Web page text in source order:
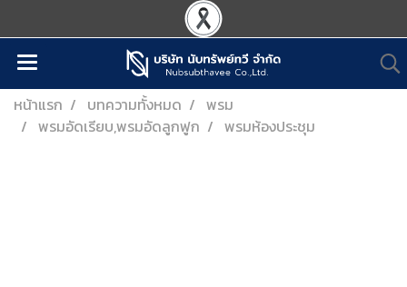
หน้าแรก บทความทั้งหมด
พรม
พรมอัดเรียบ,พรมอัดลูกฟูก
พรมห้องประชุม